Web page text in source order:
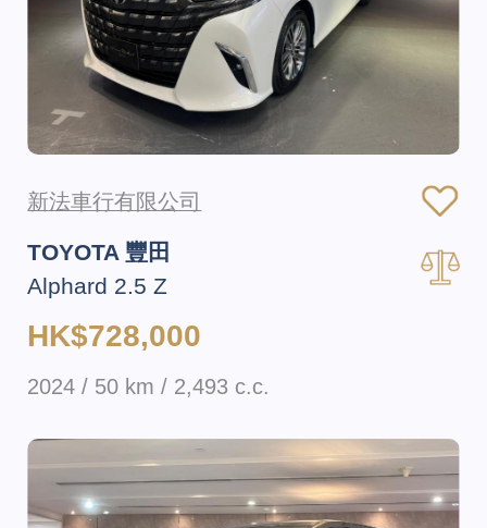
新法車行有限公司
TOYOTA 豐田
Alphard 2.5 Z
HK$728,000
2024 / 50 km / 2,493 c.c.